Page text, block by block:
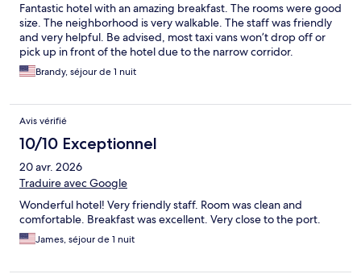
Fantastic hotel with an amazing breakfast. The rooms were good
size. The neighborhood is very walkable. The staff was friendly
and very helpful. Be advised, most taxi vans won’t drop off or
pick up in front of the hotel due to the narrow corridor.
Brandy, séjour de 1 nuit
Avis vérifié
10/10 Exceptionnel
20 avr. 2026
Traduire avec Google
Wonderful hotel! Very friendly staff. Room was clean and
comfortable. Breakfast was excellent. Very close to the port.
James, séjour de 1 nuit